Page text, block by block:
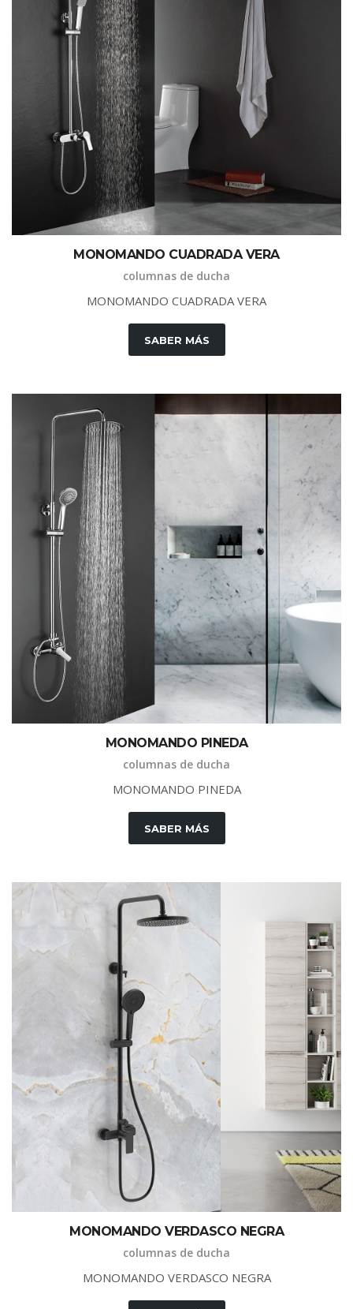
MONOMANDO CUADRADA VERA
columnas de ducha
MONOMANDO CUADRADA VERA
SABER MÁS
MONOMANDO PINEDA
columnas de ducha
MONOMANDO PINEDA
SABER MÁS
MONOMANDO VERDASCO NEGRA
columnas de ducha
MONOMANDO VERDASCO NEGRA